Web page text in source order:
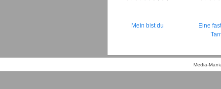
Mein bist du
Eine
Media-